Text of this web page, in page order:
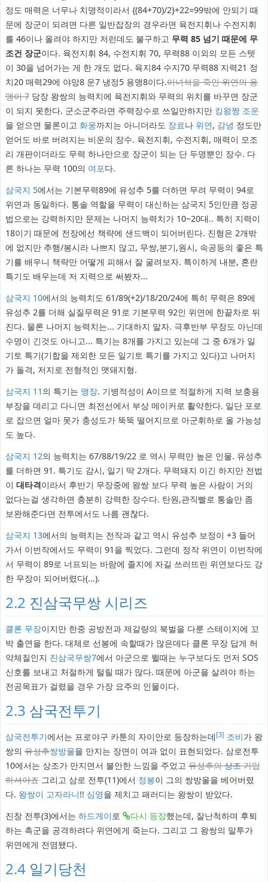
정도 매력은 너무나 치명적이라서 {(84+70)/2}+22=99밖에 안되기 때
문에 장군이 되려면 다른 일반잡장의 경우라면 육전지휘나 수전지휘
를 46이나 올려야 하지만 저런데도 불구하고 무력 85 넘기 때문에 무
조건 장군이다. 육전지휘 84, 수전지휘 70, 무력88 이외의 모든 스텟
이 30을 넘어가는 게 한 개도 없다. 육지84 수지70 무력88 지력21 정
치20 매력29에 야망8 운7 냉정5 용맹8이다.이녀석을 죽인 위연의 용
맹이 7당장 왕쌍의 능력치에 육전지휘와 무력의 위치를 바꾸면 장군
이 되지 못한다. 군소군주라면 주력장수로 쓰일만하지만 킹왕짱 조운
을 얻으면 물론이고 화웅까지는 아니더라도 장료나 위연, 감녕 정도만
얻어도 바로 버려지는 비운의 장수. 육전지휘, 수전지휘, 매력이 모조
리 개판이더라도 무력 하나만으로 장군이 되는 단 두명뿐인 장수. 다
른 하나는 무력 100의 여포다.
삼국지 5에서는 기본무력89에 유성추 5를 더하면 무려 무력이 94로
위연과 동일하다. 통솔 역할을 무력이 대신하는 삼국지 5인만큼 정공
법으로는 강력하지만 문제는 나머지 능력치가 10~20대.. 특히 지력이
18이기 때문에 전장에선 책략에 샌드백이 되어버린다. 진형은 2개밖
에 없지만 추행/봉시라 나쁘지 않고, 무쌍,분기,원시, 속공등의 좋은 특
기를 배우니 책략만 어떻게 피해서 잘 굴려보자. 특이하게 내분, 혼란
특기도 배우는데 저 지력으로 써봤자...
삼국지 10에서의 능력치도 61/89(+2)/18/20/24에 특히 무력은 89에
유성추 2를 더해 실질무력은 91로 기본무력 92인 위연에 한끝차로 뒤
진다. 물론 나머지 능력치는... 기대하지 말자. 극후반부 무장도 아닌데
수명이 긴것도 아니고... 특기는 8개를 가지고 있는데 그 중 6개가 일
기토 특기(기합을 제외한 모든 일기토 특기를 가지고 있다)고 나머지
가 돌격, 저지로 전형적인 맷돼지형.
삼국지 11 의 특기는 맹장. 기병적성이 A이므로 적절하게 지력 보충용
부장을 데리고 다니면 최전선에서 부상 메이커로 활약한다. 일단 포로
로 잡으면 얼마 못가 충성도가 뚝뚝 떨어지므로 아군휘하로 올 가능성
도 높다.
삼국지 12의 능력치는 67/88/19/22 로 역시 무력만 높은 인물. 유성추
를 더하면 91. 특기도 감시, 일기 딱 2개다. 무력돼지 이긴 하지만 전법
이 대타격이라서 후반기 무장중에 왕쌍 보다 무력 높은 사람이 거의
없다는걸 생각하면 충분히 강력한 장수다. 탄원,관직빨로 통솔만 좀
보완해준다면 전투에서도 나름 괜찮다.
삼국지 13에서의 능력치는 전작과 같고 역시 유성추 보정이 +3 들어
가서 이번작에서도 무력이 91을 찍었다. 그런데 정작 위연이 이번작에
서 무력이 89로 너프되는 바람에 졸지에 자길 쓰러뜨린 위연보다도 강
한 무장이 되어버렸다(...).
2.2 진삼국무쌍 시리즈
클론 무장이지만 한중 공방전과 제갈량의 북벌을 다룬 스테이지에 꼬
박 출연을 한다. 대체로 선봉에 속할때가 많은데다 클론 무장 답게 허
약체질인지 진삼국무쌍7에서 아군으로 뛸때는 누구보다도 먼저 SOS
신호를 보내고 처절하게 털릴 때가 많다. 때문에 아군을 살려야 하는
전공목표가 걸렸을 경우 가장 요주의 인물이다.
2.3 삼국전투기
삼국전투기에서는 프로야구 카툰의 자이안로 등장하는데[3] 조비가 왕
쌍의유성추쌍방울을 만지는 장면이 여과 없이 표현되었다. 삼로전투
10에서는 상조가 만지면서 불안한 느낌을 주었고유성추의상조가입
하셔야죠그리고 삼로 전투(11)에서 정봉이 그의 쌍방울을 베어버렸
다. 왕쌍이 고자라니!! 심영을 제치고 패러디는 왕쌍이 받았다.
진창 전투(3)에서는 하드게이로 다시 등장했는데, 잘난척하며 후퇴
하는 촉군을 공격하려다 위연에게 죽는다. 그리고 그 왕쌍의 말투가
위연에게 전염됐다.
2.4 일기당천